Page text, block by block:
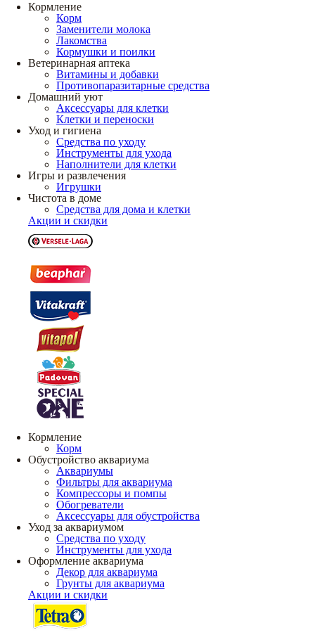
Кормление
Корм
Заменители молока
Лакомства
Кормушки и поилки
Ветеринарная аптека
Витамины и добавки
Противопаразитарные средства
Домашний уют
Аксессуары для клетки
Клетки и переноски
Уход и гигиена
Средства по уходу
Инструменты для ухода
Наполнители для клетки
Игры и развлечения
Игрушки
Чистота в доме
Средства для дома и клетки
Акции и скидки
Кормление
Корм
Обустройство аквариума
Аквариумы
Фильтры для аквариума
Компрессоры и помпы
Обогреватели
Аксессуары для обустройства
Уход за аквариумом
Средства по уходу
Инструменты для ухода
Оформление аквариума
Декор для аквариума
Грунты для аквариума
Акции и скидки